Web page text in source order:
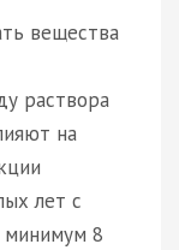
вещества
раствора
на
лет с
минимум 8